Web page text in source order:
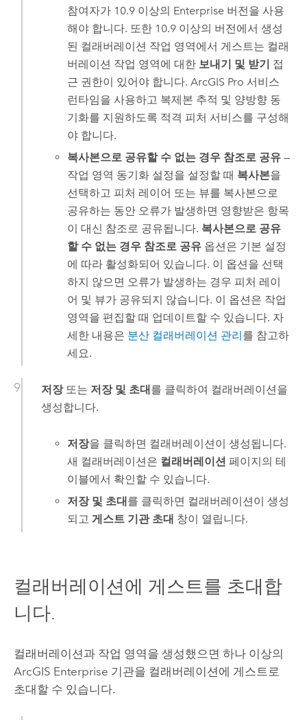
참여자가 10.9 이상의 Enterprise 버전을 사용
해야 합니다. 또한 10.9 이상의 버전에서 생성
된 컬래버레이션 작업 영역에서 게스트는 컬래
버레이션 작업 영역에 대한 보내기 및 받기 접
근 권한이 있어야 합니다.ArcGIS Pro 서비스
런타임을 사용하고 복제본 추적 및 양방향 동
기화를 지원하도록 적격 피처 서비스를 구성해
야 합니다.
복사본으로 공유할 수 없는 경우 참조로 공유 —
작업 영역 동기화 설정을 설정할 때 복사본을
선택하고 피처 레이어 또는 뷰를 복사본으로
공유하는 동안 오류가 발생하면 영향받은 항목
이 대신 참조로 공유됩니다. 복사본으로 공유
할 수 없는 경우 참조로 공유 옵션은 기본 설정
에 따라 활성화되어 있습니다. 이 옵션을 선택
하지 않으면 오류가 발생하는 경우 피처 레이
어 및 뷰가 공유되지 않습니다. 이 옵션은 작업
영역을 편집할 때 업데이트할 수 있습니다. 자
세한 내용은 분산 컬래버레이션 관리 를 참고하
세요.
저장또는 저장 및 초대 를 클릭하여 컬래버레이션을
생성합니다.
저장을 클릭하면 컬래버레이션이 생성됩니다.
새 컬래버레이션은 컬래버레이션 페이지의 테
이블에서 확인할 수 있습니다.
저장 및 초대 를 클릭하면 컬래버레이션이 생성
되고게스트 기관 초대 창이 열립니다.
컬래버레이션에 게스트를 초대합
니다.
컬래버레이션과 작업 영역을 생성했으면 하나 이상의
ArcGIS Enterprise 기관을 컬래버레이션에 게스트로
초대할 수 있습니다.